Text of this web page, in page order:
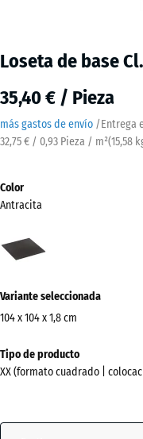
Loseta de base
35,40 € / Pieza
más gastos de envío /Entrega
32,75 € / 0,93 Pieza / m²(15,58
Color
Antracita
Variante seleccionada
104 x 104 x 1,8 cm
Dimensiones
para
1040
Tipo de producto
XX (formato cuadrado |